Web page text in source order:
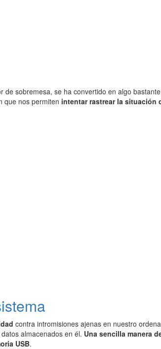
sobremesa, se ha convertido en algo
que nos permiten intentar rastrear la situación
contra intromisiones ajenas en nuestro
almacenados en él. Una sencilla manera
USB.